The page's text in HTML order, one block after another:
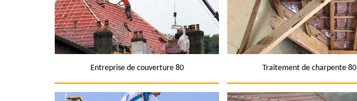
Entreprise de couverture 80 Traitement de charpente 80